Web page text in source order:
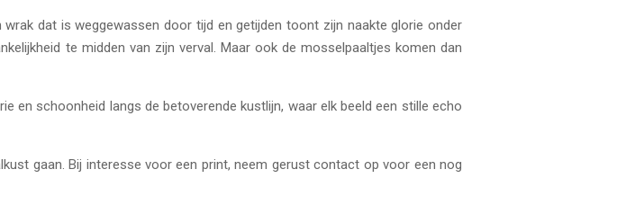
dat is weggewassen door tijd en getijden toont zijn naakte glorie onder
te midden van zijn verval. Maar ook de mosselpaaltjes komen dan
en schoonheid langs de betoverende kustlijn, waar elk beeld een stille echo
gaan. Bij interesse voor een print, neem gerust contact op voor een nog